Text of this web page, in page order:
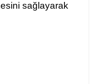
sağlayarak